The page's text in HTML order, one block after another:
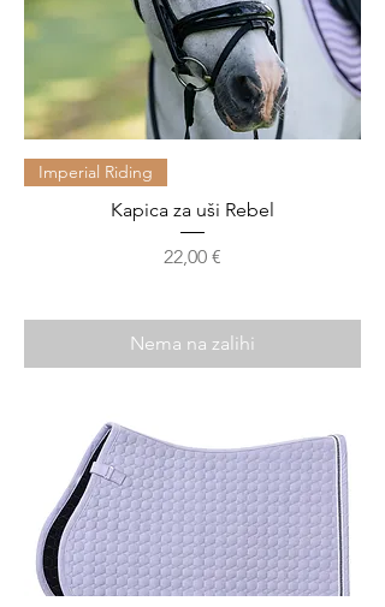
Imperial Riding
Kapica za uši Rebel
Cijena
22,00 €
Nema na zalihi